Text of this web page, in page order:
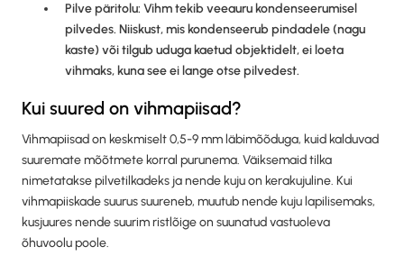
Pilve päritolu: Vihm tekib veeauru kondenseerumisel
pilvedes. Niiskust, mis kondenseerub pindadele (nagu
kaste) või tilgub uduga kaetud objektidelt, ei loeta
vihmaks, kuna see ei lange otse pilvedest.
Kui suured on vihmapiisad?
Vihmapiisad on keskmiselt 0,5-9 mm läbimõõduga, kuid kalduvad
suuremate mõõtmete korral purunema. Väiksemaid tilka
nimetatakse pilvetilkadeks ja nende kuju on kerakujuline. Kui
vihmapiiskade suurus suureneb, muutub nende kuju lapilisemaks,
kusjuures nende suurim ristlõige on suunatud vastuoleva
õhuvoolu poole.